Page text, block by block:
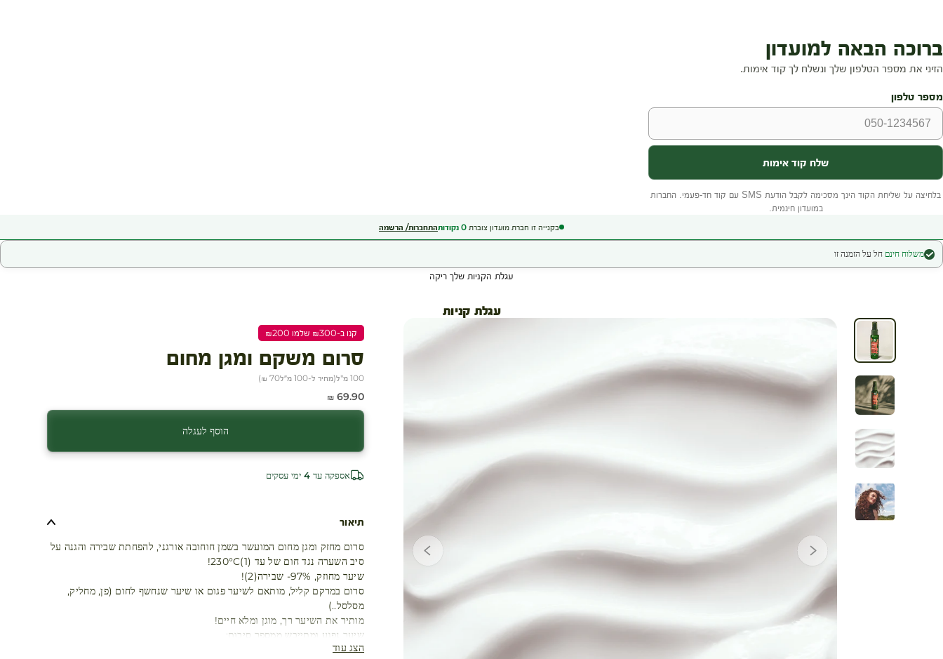
בקנייה זו חברת מועדון צוברת 0 נקודותהתחברות/ הרשמה
עגלת קניות
משלוח חינם חל על הזמנה זו
עגלת הקניות שלך ריקה
קנו ב-₪300 שלמו ₪200
סרום משקם ומגן מחום
100 מ"ל (מחיר ל-100 מ״ל 70 ₪
)
מחיר מבצע
69.90 ₪
הוסף לעגלה
אספקה עד 4 ימי עסקים
תיאור
סרום מחזק ומגן מחום המועשר בשמן חוחובה אורגני, להפחתת שבירה והגנה על
סיב השערה נגד חום של עד 230°C(1)!
שיער מחוזק, 97%- שבירה(2)!
סרום במרקם קליל, מותאם לשיער פגום או שיער שנחשף לחום (פן, מחליק,
מסלסל..)
מותיר את השיער רך, מוגן ומלא חיים!
שיער נפגע ומתייבש ממספר סיבות:
אופי השיער, התרות קשרים מרובות, שימוש במכשירי חימום, החלקות וטיפולים
הצג עוד